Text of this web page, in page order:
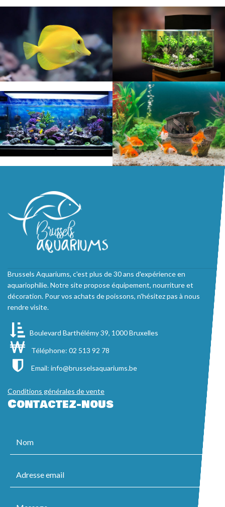
Brussels Aquariums, c'est plus de 30 ans d'expérience en
aquariophilie. Notre site propose équipement, nourriture et
décoration. Pour vos achats de poissons, n'hésitez pas à nous
rendre visite.
Boulevard Barthélémy 39, 1000 Bruxelles
Téléphone: 02 513 92 78
Email: info@brusselsaquariums.be
Conditions générales de vente
Contactez-nous